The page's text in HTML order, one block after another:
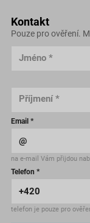
Kontakt
Pouze pro ověření.
Jméno *
Příjmení *
Email *
na e-mail Vám přijdou
Telefon *
telefon je pouze pro